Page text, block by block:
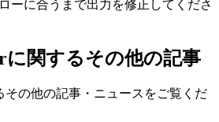
ーに合うまで出力を修正してくださ
に関するその他の記事
その他の記事・ニュースをご覧くだ